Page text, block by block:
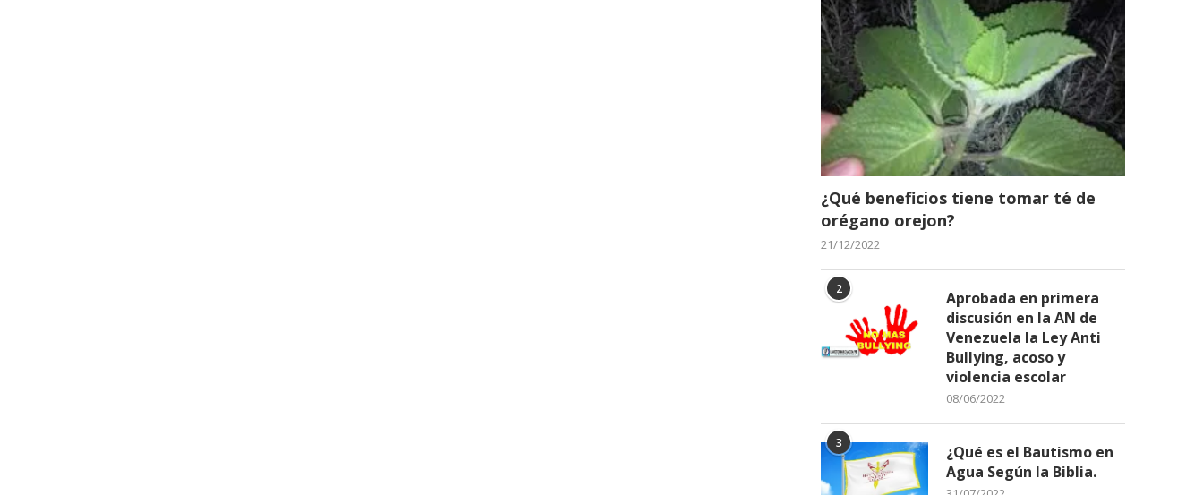
¿Qué beneficios tiene tomar té de
orégano orejon?
21/12/2022
2
Aprobada en primera
discusión en la AN de
Venezuela la Ley Anti
Bullying, acoso y
violencia escolar
08/06/2022
3
¿Qué es el Bautismo en
Agua Según la Biblia.